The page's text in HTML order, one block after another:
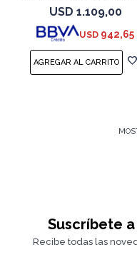
7445HS 3050
USD 1.109,00
USD 942,65
Suscríbete
Recibe todas las